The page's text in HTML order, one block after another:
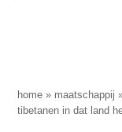
p
d
i
n
home » maatschappij
tibetanen in dat land